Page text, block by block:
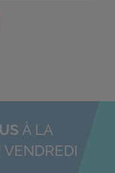
À LA
VENDREDI